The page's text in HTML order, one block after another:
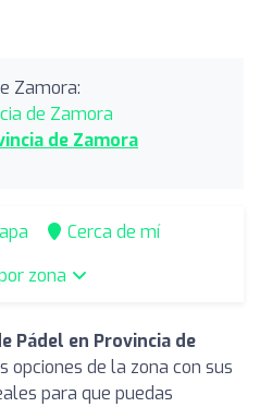
Zamora:
de Zamora
de Zamora
Cerca de mí
zona
Pádel en Provincia de
opciones de la zona con sus
para que puedas